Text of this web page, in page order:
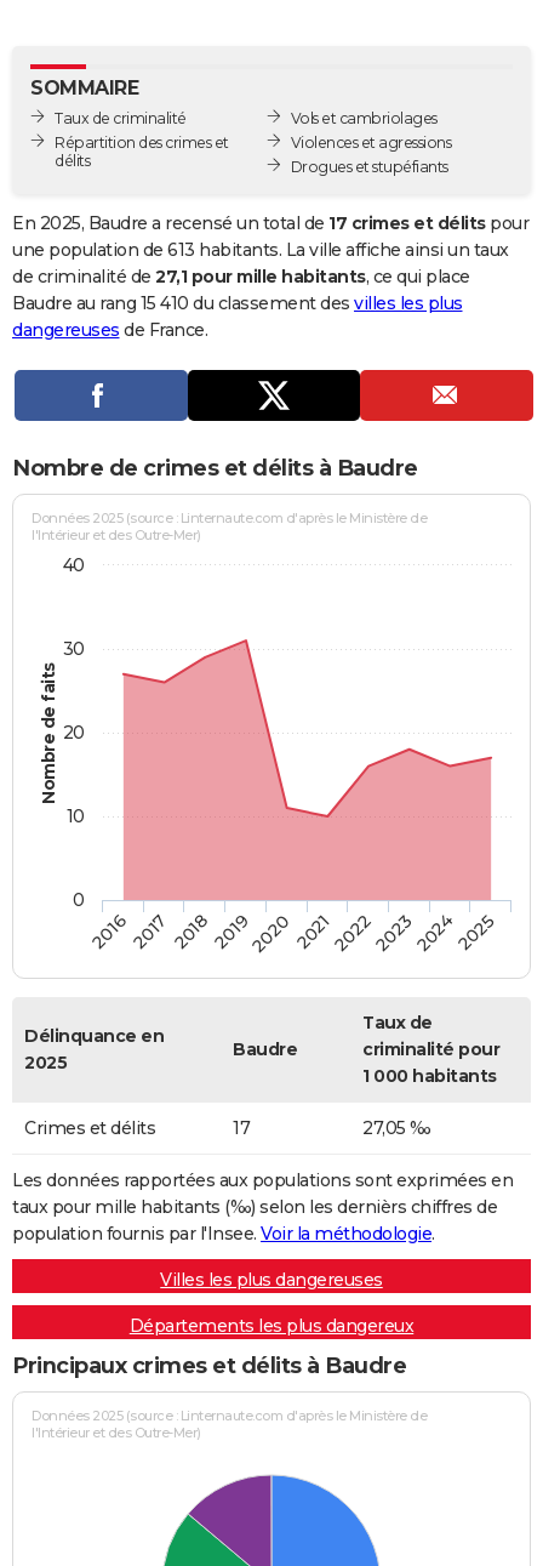
GUIDES D'ACHAT
BONS PLANS
Carte de Noël
Carte Bonne année
Carte Saint-Valentin
Carte Pâques
Carte d'anniversaire
DICTIONNAIRE
Dictionnaire
Biographies
Citations
Expressions
Proverbes
PROGRAMME TV
COPAINS D'AVANT
S'inscrire
Se connecter
Lycées
Collèges
Primaires
Universités
Entreprises
Service militaire
Avis de recherche
AVIS DE DÉCÈS
FORUM
Bricolage
Lifestyle
Culture
Sport
Auto
Television
Voyage
Cinema
SOMMAIRE
Taux de criminalité
Répartition des crimes et
délits
Vols et cambriolages
Violences et agressions
Drogues et stupéfiants
En 2025, Baudre a recensé un total de 17 crimes et délitspour
une population de 613 habitants. La ville affiche ainsi un taux
de criminalité de 27,1 pour mille habitants, ce qui place
Baudre au rang 15 410 du classement des villes les plus
dangereuses de France.
Nombre de crimes et délits à Baudre
Nombre de faits
Données 2025 (source : Linternaute.com d'après le Ministère de
l'Intérieur et des Outre-Mer)
20162017 20182019202020212022202320242025
0
10
20
30
40
Délinquance en
2025
Baudre
Taux de
criminalité pour
1 000 habitants
Crimes et délits 17 27,05 ‰
Les données rapportées aux populations sont exprimées en
taux pour mille habitants (‰) selon les dernièrs chiffres de
population fournis par l'Insee. Voir la méthodologie.
Villes les plus dangereuses
Départements les plus dangereux
Principaux crimes et délits à Baudre
Données 2025 (source : Linternaute.com d'après le Ministère de
l'Intérieur et des Outre-Mer)